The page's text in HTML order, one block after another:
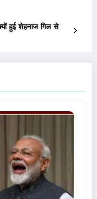
हुई शेहनाज गिल से